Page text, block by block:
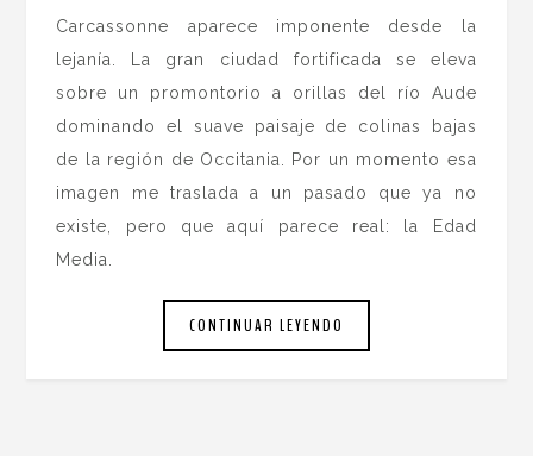
Carcassonne aparece imponente desde la
lejanía. La gran ciudad fortificada se eleva
sobre un promontorio a orillas del río Aude
dominando el suave paisaje de colinas bajas
de la región de Occitania. Por un momento esa
imagen me traslada a un pasado que ya no
existe, pero que aquí parece real: la Edad
Media.
CONTINUAR LEYENDO